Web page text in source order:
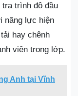
trình độ đầu
năng lực hiện
hay chênh
viên trong lớp.
Anh tại Vĩnh